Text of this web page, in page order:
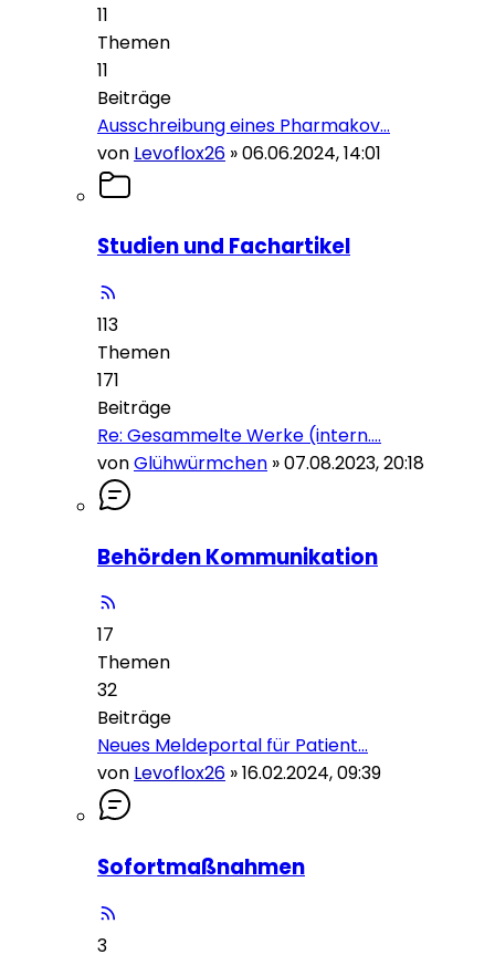
11
Themen
11
Beiträge
Ausschreibung eines Pharmakov…
von Levoflox26 »06.06.2024, 14:01
Studien und Fachartikel
113
Themen
171
Beiträge
Re: Gesammelte Werke (intern.…
vonGlühwürmchen »07.08.2023, 20:18
Behörden Kommunikation
17
Themen
32
Beiträge
Neues Meldeportal für Patient…
von Levoflox26 »16.02.2024, 09:39
Sofortmaßnahmen
3